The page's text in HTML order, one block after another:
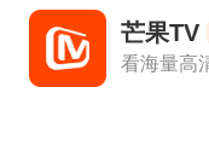
0
芒果TV
看海量高